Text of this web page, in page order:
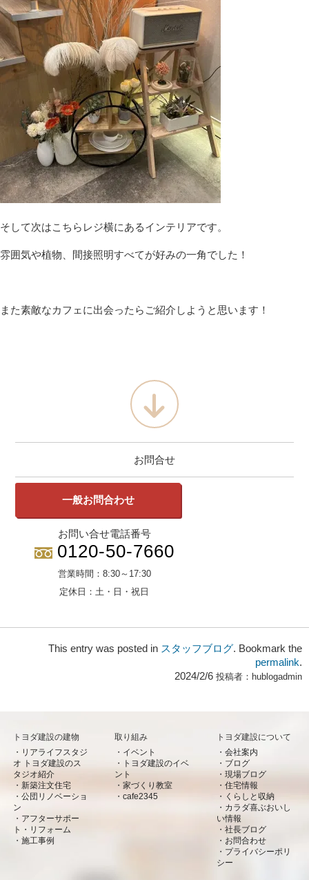
そして次はこちらレジ横にあるインテリアです。
雰囲気や植物、間接照明すべてが好みの一角でした！
また素敵なカフェに出会ったらご紹介しようと思います！
お問合せ
一般お問合わせ
お問い合せ電話番号
0120-50-7660
営業時間： 8:30～17:30
定休日：土・日・祝日
This entry was posted in スタッフブログ. Bookmark the
permalink.
2024/2/6 投稿者： hublogadmin
トヨダ建設の建物
リアライフスタジ
オ トヨダ建設のス
タジオ紹介
新築注文住宅
公団リノベーショ
ン
アフターサポー
ト・リフォーム
施工事例
取り組み
イベント
トヨダ建設のイベ
ント
家づくり教室
cafe2345
トヨダ建設について
会社案内
ブログ
現場ブログ
住宅情報
くらしと収納
カラダ喜ぶおいし
い情報
社長ブログ
お問合わせ
プライバシーポリ
シー